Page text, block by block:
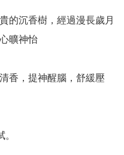
的沉香樹，經過漫長歲月
曠神怡
香，提神醒腦，舒緩壓